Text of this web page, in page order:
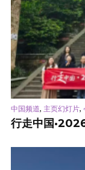
中国频道, 主页幻灯片,
行走中国